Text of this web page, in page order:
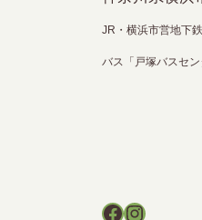
JR・横浜市営地下
バス「戸塚バスセ
Facebook